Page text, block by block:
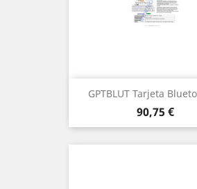
GPTBLUT Tarjeta
Precio
90,75 €